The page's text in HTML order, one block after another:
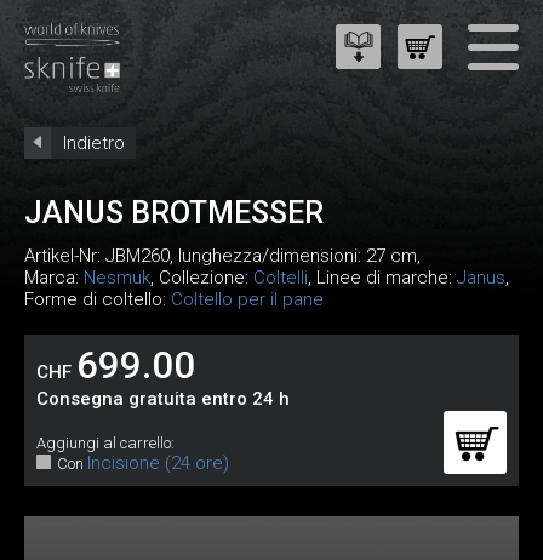
Indietro
JANUS BROTMESSER
Artikel-Nr: JBM260, lunghezza/dimensioni: 27 cm,
Marca: Nesmuk, Collezione: Coltelli, Linee di marche: Janus,
Forme di coltello: Coltello per il pane
CHF 699.00
Consegna gratuita entro 24 h
Aggiungi al carrello:
Con Incisione (24 ore)